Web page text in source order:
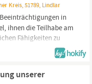
Kreis, 51789, Lindlar
Beeinträchtigungen in
ihnen die Teilhabe am
Fähigkeiten zu
Eindruck:
unsere
Beeinträchtigungen
IN DER
unserer